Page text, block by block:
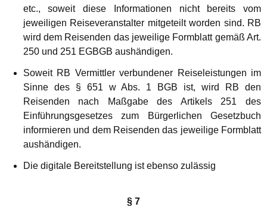
etc., soweit diese Informationen nicht bereits vom
jeweiligen Reiseveranstalter mitgeteilt worden sind. RB
wird dem Reisenden das jeweilige Formblatt gemäß Art.
250 und 251 EGBGB aushändigen.
Soweit RB Vermittler verbundener Reiseleistungen im
Sinne des § 651 w Abs. 1 BGB ist, wird RB den
Reisenden nach Maßgabe des Artikels 251 des
Einführungsgesetzes zum Bürgerlichen Gesetzbuch
informieren und dem Reisenden das jeweilige Formblatt
aushändigen.
Die digitale Bereitstellung ist ebenso zulässig
§ 7